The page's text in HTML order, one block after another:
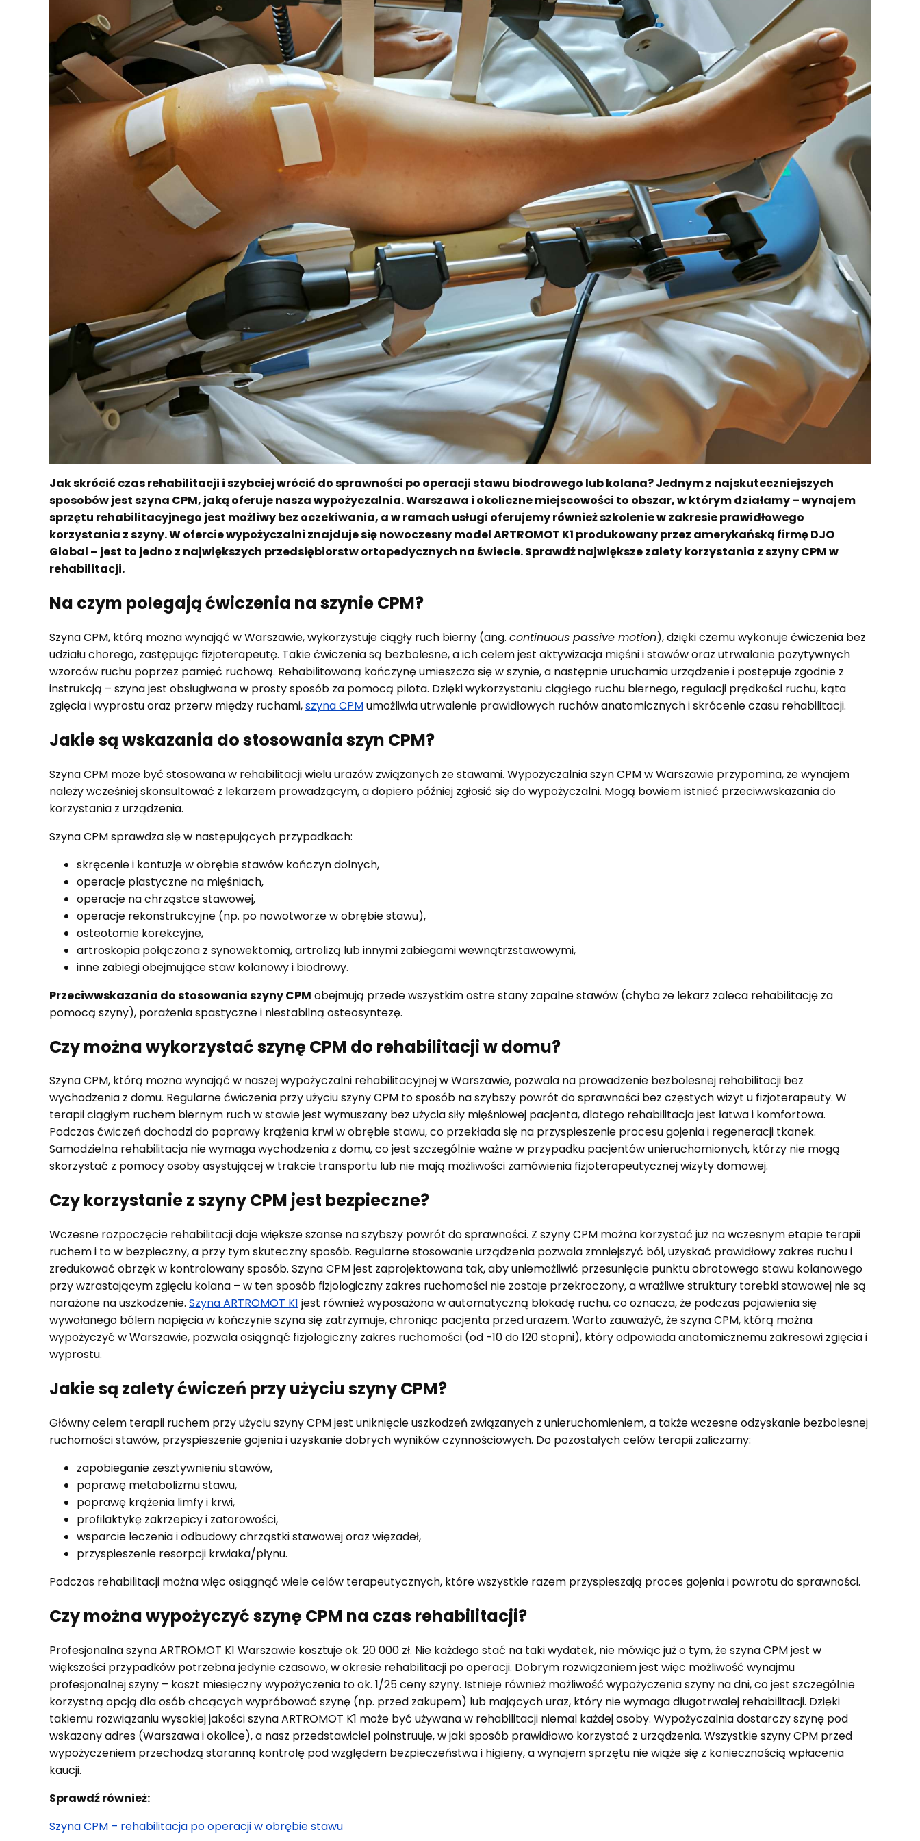
Jak skrócić czas rehabilitacji i szybciej wrócić do sprawności po operacji stawu biodrowego lub kolana? Jednym z najskuteczniejszych
sposobów jest szyna CPM, jaką oferuje nasza wypożyczalnia. Warszawa i okoliczne miejscowości to obszar, w którym działamy – wynajem
sprzętu rehabilitacyjnego jest możliwy bez oczekiwania, a w ramach usługi oferujemy również szkolenie w zakresie prawidłowego
korzystania z szyny. W ofercie wypożyczalni znajduje się nowoczesny model ARTROMOT K1 produkowany przez amerykańską firmę DJO
Global – jest to jedno z największych przedsiębiorstw ortopedycznych na świecie. Sprawdź największe zalety korzystania z szyny CPM w
rehabilitacji.
Na czym polegają ćwiczenia na szynie CPM?
Szyna CPM, którą można wynająć w Warszawie, wykorzystuje ciągły ruch bierny (ang. continuous passive motion), dzięki czemu wykonuje ćwiczenia bez
udziału chorego, zastępując fizjoterapeutę. Takie ćwiczenia są bezbolesne, a ich celem jest aktywizacja mięśni i stawów oraz utrwalanie pozytywnych
wzorców ruchu poprzez pamięć ruchową. Rehabilitowaną kończynę umieszcza się w szynie, a następnie uruchamia urządzenie i postępuje zgodnie z
instrukcją – szyna jest obsługiwana w prosty sposób za pomocą pilota. Dzięki wykorzystaniu ciągłego ruchu biernego, regulacji prędkości ruchu, kąta
zgięcia i wyprostu oraz przerw między ruchami,szyna CPMumożliwia utrwalenie prawidłowych ruchów anatomicznych i skrócenie czasu rehabilitacji.
Jakie są wskazania do stosowania szyn CPM?
Szyna CPM może być stosowana w rehabilitacji wielu urazów związanych ze stawami. Wypożyczalnia szyn CPM w Warszawie przypomina, że wynajem
należy wcześniej skonsultować z lekarzem prowadzącym, a dopiero później zgłosić się do wypożyczalni. Mogą bowiem istnieć przeciwwskazania do
korzystania z urządzenia.
Szyna CPM sprawdza się w następujących przypadkach:
skręcenie i kontuzje w obrębie stawów kończyn dolnych,
operacje plastyczne na mięśniach,
operacje na chrząstce stawowej,
operacje rekonstrukcyjne (np. po nowotworze w obrębie stawu),
osteotomie korekcyjne,
artroskopia połączona z synowektomią, artrolizą lub innymi zabiegami wewnątrzstawowymi,
inne zabiegi obejmujące staw kolanowy i biodrowy.
Przeciwwskazania do stosowania szyny CPM obejmują przede wszystkim ostre stany zapalne stawów (chyba że lekarz zaleca rehabilitację za
pomocą szyny), porażenia spastyczne i niestabilną osteosyntezę.
Czy można wykorzystać szynę CPM do rehabilitacji w domu?
Szyna CPM, którą można wynająć w naszej wypożyczalni rehabilitacyjnej w Warszawie, pozwala na prowadzenie bezbolesnej rehabilitacji bez
wychodzenia z domu. Regularne ćwiczenia przy użyciu szyny CPM to sposób na szybszy powrót do sprawności bez częstych wizyt u fizjoterapeuty. W
terapii ciągłym ruchem biernym ruch w stawie jest wymuszany bez użycia siły mięśniowej pacjenta, dlatego rehabilitacja jest łatwa i komfortowa.
Podczas ćwiczeń dochodzi do poprawy krążenia krwi w obrębie stawu, co przekłada się na przyspieszenie procesu gojenia i regeneracji tkanek.
Samodzielna rehabilitacja nie wymaga wychodzenia z domu, co jest szczególnie ważne w przypadku pacjentów unieruchomionych, którzy nie mogą
skorzystać z pomocy osoby asystującej w trakcie transportu lub nie mają możliwości zamówienia fizjoterapeutycznej wizyty domowej.
Czy korzystanie z szyny CPM jest bezpieczne?
Wczesne rozpoczęcie rehabilitacji daje większe szanse na szybszy powrót do sprawności. Z szyny CPM można korzystać już na wczesnym etapie terapii
ruchem i to w bezpieczny, a przy tym skuteczny sposób. Regularne stosowanie urządzenia pozwala zmniejszyć ból, uzyskać prawidłowy zakres ruchu i
zredukować obrzęk w kontrolowany sposób. Szyna CPM jest zaprojektowana tak, aby uniemożliwić przesunięcie punktu obrotowego stawu kolanowego
przy wzrastającym zgięciu kolana – w ten sposób fizjologiczny zakres ruchomości nie zostaje przekroczony, a wrażliwe struktury torebki stawowej nie są
narażone na uszkodzenie. Szyna ARTROMOT K1 jest również wyposażona w automatyczną blokadę ruchu, co oznacza, że podczas pojawienia się
wywołanego bólem napięcia w kończynie szyna się zatrzymuje, chroniąc pacjenta przed urazem. Warto zauważyć, że szyna CPM, którą można
wypożyczyć w Warszawie, pozwala osiągnąć fizjologiczny zakres ruchomości (od -10 do 120 stopni), który odpowiada anatomicznemu zakresowi zgięcia i
wyprostu.
Jakie są zalety ćwiczeń przy użyciu szyny CPM?
Główny celem terapii ruchem przy użyciu szyny CPM jest uniknięcie uszkodzeń związanych z unieruchomieniem, a także wczesne odzyskanie bezbolesnej
ruchomości stawów, przyspieszenie gojenia i uzyskanie dobrych wyników czynnościowych. Do pozostałych celów terapii zaliczamy:
zapobieganie zesztywnieniu stawów,
poprawę metabolizmu stawu,
poprawę krążenia limfy i krwi,
profilaktykę zakrzepicy i zatorowości,
wsparcie leczenia i odbudowy chrząstki stawowej oraz więzadeł,
przyspieszenie resorpcji krwiaka/płynu.
Podczas rehabilitacji można więc osiągnąć wiele celów terapeutycznych, które wszystkie razem przyspieszają proces gojenia i powrotu do sprawności.
Czy można wypożyczyć szynę CPM na czas rehabilitacji?
Profesjonalna szyna ARTROMOT K1 Warszawie kosztuje ok. 20 000 zł. Nie każdego stać na taki wydatek, nie mówiąc już o tym, że szyna CPM jest w
większości przypadków potrzebna jedynie czasowo, w okresie rehabilitacji po operacji. Dobrym rozwiązaniem jest więc możliwość wynajmu
profesjonalnej szyny – koszt miesięczny wypożyczenia to ok. 1/25 ceny szyny. Istnieje również możliwość wypożyczenia szyny na dni, co jest szczególnie
korzystną opcją dla osób chcących wypróbować szynę (np. przed zakupem) lub mających uraz, który nie wymaga długotrwałej rehabilitacji. Dzięki
takiemu rozwiązaniu wysokiej jakości szyna ARTROMOT K1 może być używana w rehabilitacji niemal każdej osoby. Wypożyczalnia dostarczy szynę pod
wskazany adres (Warszawa i okolice), a nasz przedstawiciel poinstruuje, w jaki sposób prawidłowo korzystać z urządzenia. Wszystkie szyny CPM przed
wypożyczeniem przechodzą staranną kontrolę pod względem bezpieczeństwa i higieny, a wynajem sprzętu nie wiąże się z koniecznością wpłacenia
kaucji.
Sprawdź również:
Szyna CPM – rehabilitacja po operacji w obrębie stawu